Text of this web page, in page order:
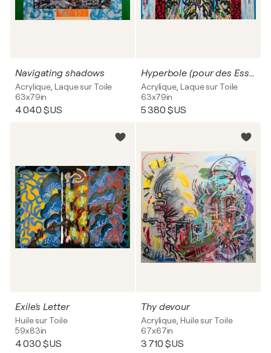
Navigating shadows
Acrylique, Laque sur Toile
63x79in
4 040 $US
Hyperbole (pour des Esseintes)
Acrylique, Laque sur Toile
63x79in
5 380 $US
Exile's Letter
Huile sur Toile
59x83in
4 030 $US
Thy devour
Acrylique, Huile sur Toile
67x67in
3 710 $US